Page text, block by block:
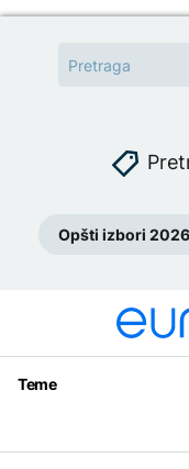
Opšti izbori 2026
Teme
Svijet